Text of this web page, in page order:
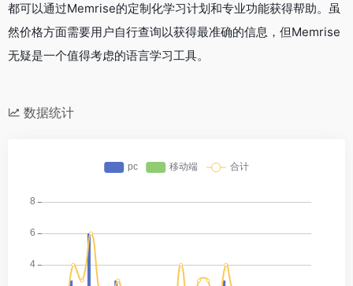
都可以通过Memrise的定制化学习计划和专业功能获得帮助。虽
然价格方面需要用户自行查询以获得最准确的信息，但Memrise
无疑是一个值得考虑的语言学习工具。
数据统计